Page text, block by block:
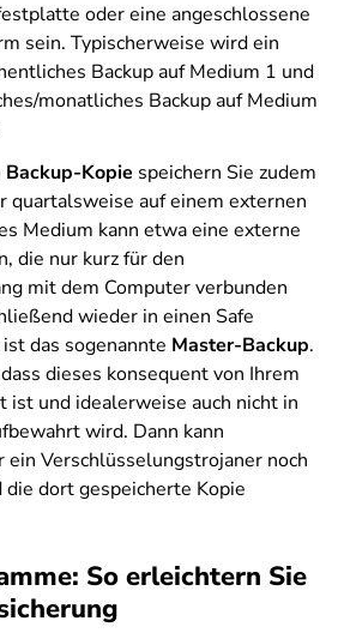
oder eine angeschlossene
sein. Typischerweise wird ein
Backup auf Medium 1 und
monatliches Backup auf Medium
Backup-Kopie speichern Sie zudem
quartalsweise auf einem externen
Medium kann etwa eine externe
die nur kurz für den
mit dem Computer verbunden
wieder in einen Safe
das sogenannte Master-Backup.
dieses konsequent von Ihrem
ist und idealerweise auch nicht in
wird. Dann kann
ein Verschlüsselungstrojaner noch
die dort gespeicherte Kopie
So erleichtern Sie